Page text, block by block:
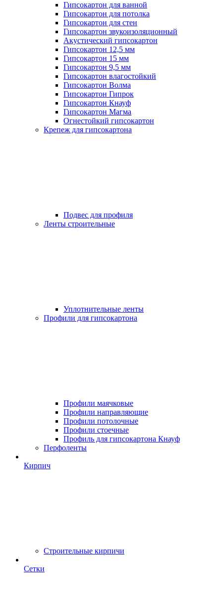
Гипсокартон для ванной
Гипсокартон для потолка
Гипсокартон для стен
Гипсокартон звукоизоляционный
Акустический гипсокартон
Гипсокартон 12,5 мм
Гипсокартон 15 мм
Гипсокартон 9,5 мм
Гипсокартон влагостойкий
Гипсокартон Волма
Гипсокартон Гипрок
Гипсокартон Кнауф
Гипсокартон Магма
Огнестойкий гипсокартон
Крепеж для гипсокартона
Подвес для профиля
Ленты строительные
Уплотнительные ленты
Профили для гипсокартона
Профили маячковые
Профили направляющие
Профили потолочные
Профили стоечные
Профиль для гипсокартона Кнауф
Перфоленты
Кирпич
Строительные кирпичи
Сетки